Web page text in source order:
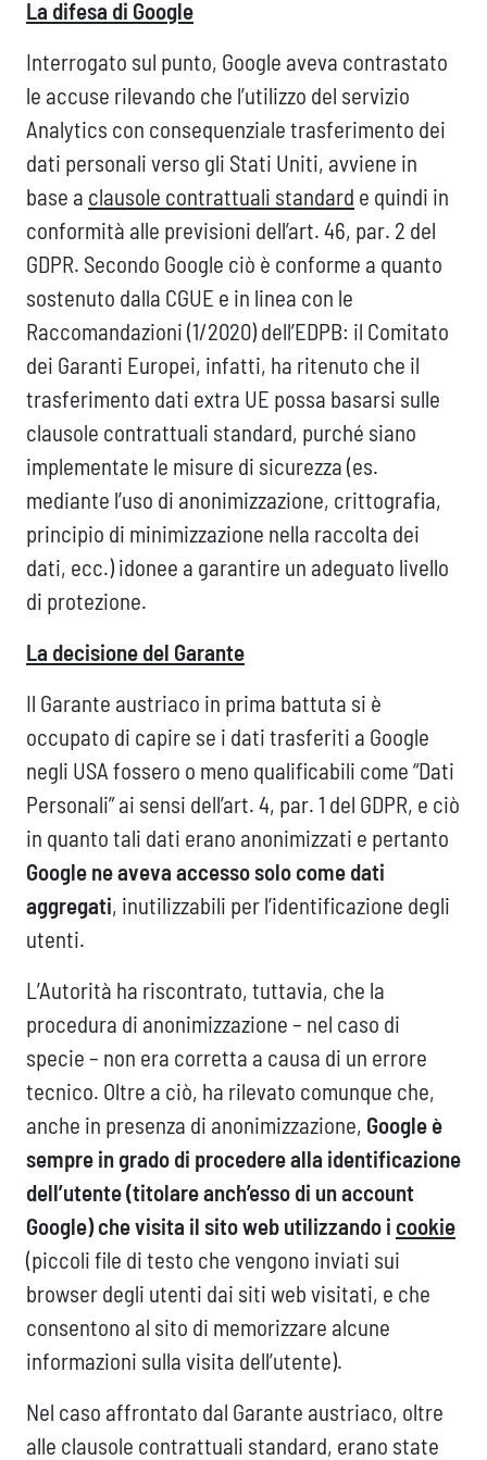
La difesa di Google
Interrogato sul punto, Google aveva contrastato
le accuse rilevando che l’utilizzo del servizio
Analytics con consequenziale trasferimento dei
dati personali verso gli Stati Uniti, avviene in
base a clausole contrattuali standard e quindi in
conformità alle previsioni dell’art. 46, par. 2 del
GDPR. Secondo Google ciò è conforme a quanto
sostenuto dalla CGUE e in linea con le
Raccomandazioni (1/2020) dell’EDPB: il Comitato
dei Garanti Europei, infatti, ha ritenuto che il
trasferimento dati extra UE possa basarsi sulle
clausole contrattuali standard, purché siano
implementate le misure di sicurezza (es.
mediante l’uso di anonimizzazione, crittografia,
principio di minimizzazione nella raccolta dei
dati, ecc.) idonee a garantire un adeguato livello
di protezione.
La decisione del Garante
Il Garante austriaco in prima battuta si è
occupato di capire se i dati trasferiti a Google
negli USA fossero o meno qualificabili come “Dati
Personali” ai sensi dell’art. 4, par. 1 del GDPR, e ciò
in quanto tali dati erano anonimizzati e pertanto
Google ne aveva accesso solo come dati
aggregati, inutilizzabili per l’identificazione degli
utenti.
L’Autorità ha riscontrato, tuttavia, che la
procedura di anonimizzazione – nel caso di
specie – non era corretta a causa di un errore
tecnico. Oltre a ciò, ha rilevato comunque che,
anche in presenza di anonimizzazione, Google è
sempre in grado di procedere alla identificazione
dell’utente (titolare anch’esso di un account
Google) che visita il sito web utilizzando i cookie
(piccoli file di testo che vengono inviati sui
browser degli utenti dai siti web visitati, e che
consentono al sito di memorizzare alcune
informazioni sulla visita dell’utente).
Nel caso affrontato dal Garante austriaco, oltre
alle clausole contrattuali standard, erano state